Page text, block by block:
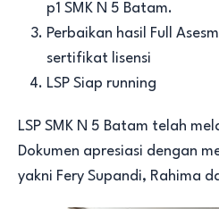
p1 SMK N 5 Batam.
Perbaikan hasil Full
sertifikat lisensi
LSP Siap running
LSP SMK N 5 Batam telah
Dokumen apresiasi dengan
yakni Fery Supandi, Rahima